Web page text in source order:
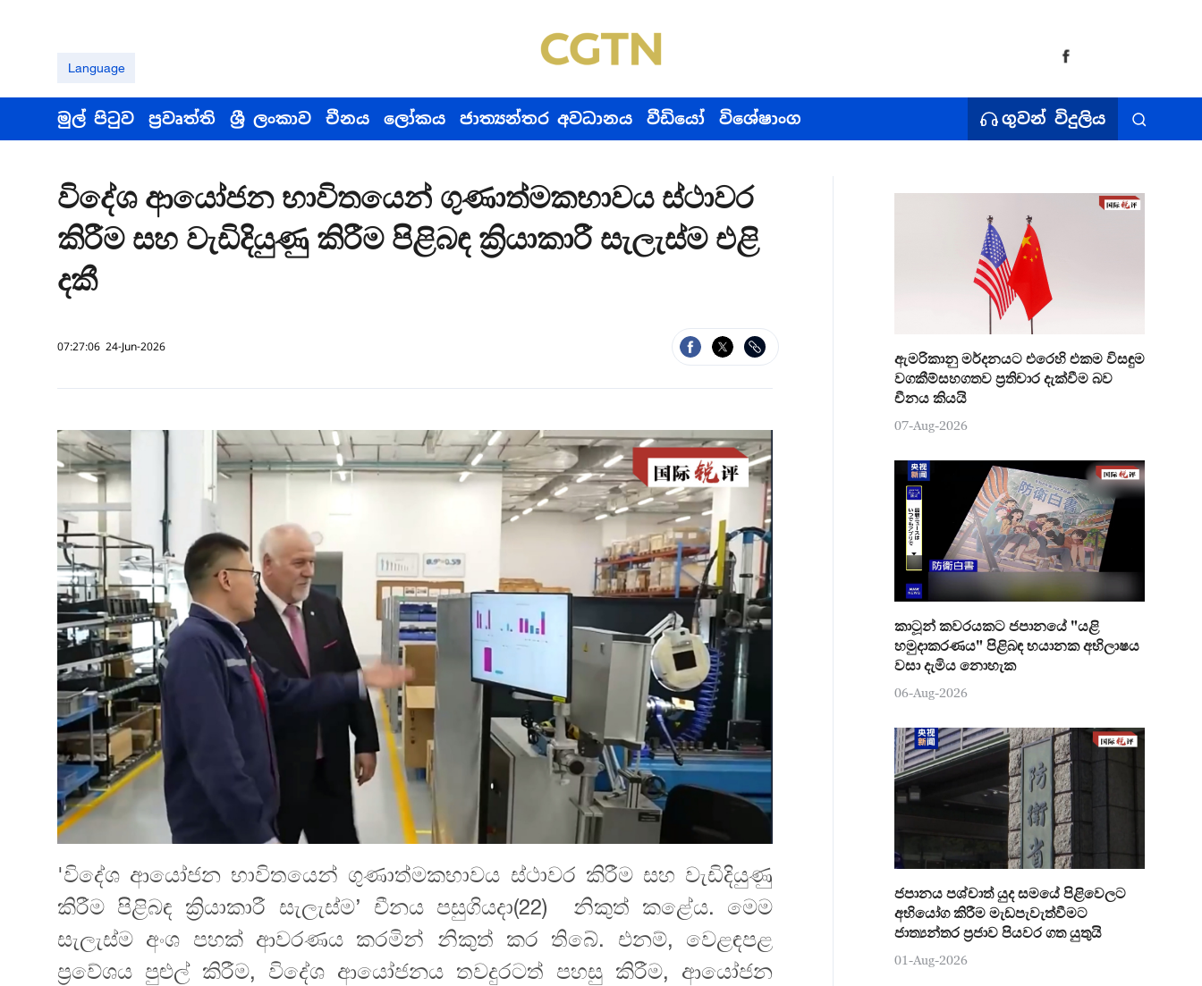
Language
මුල් පිටුව ප්‍රවෘත්ති ශ්‍රී ලංකාව චීනය ලෝකය ජාත්‍යන්තර අවධානය වීඩියෝ විශේෂාංග ගුවන් විදුලිය
විදේශ ආයෝජන භාවිතයෙන් ගුණාත්මකභාවය ස්ථාවර
කිරීම සහ වැඩිදියුණු කිරීම පිළිබඳ ක්‍රියාකාරී සැලැස්ම එළි
දකී
07:27:06 24-Jun-2026
'විදේශ ආයෝජන භාවිතයෙන් ගුණාත්මකභාවය ස්ථාවර කිරීම සහ වැඩිදියුණු
කිරීම පිළිබඳ ක්‍රියාකාරී සැලැස්ම’ චීනය පසුගියදා(22) නිකුත් කළේය. මෙම
සැලැස්ම අංශ පහක් ආවරණය කරමින් නිකුත් කර තිබේ. එනම්, වෙළඳපළ
ප්‍රවේශය පුළුල් කිරීම, විදේශ ආයෝජනය තවදුරටත් පහසු කිරීම, ආයෝජන
ඇමරිකානු මර්දනයට එරෙහි එකම විසඳුම
වගකීම්සහගතව ප්‍රතිචාර දැක්වීම බව
චීනය කියයි
07-Aug-2026
කාටූන් කවරයකට ජපානයේ "යළි
හමුදාකරණය" පිළිබඳ භයානක අභිලාෂය
වසා දැමිය නොහැක
06-Aug-2026
ජපානය පශ්චාත් යුද සමයේ පිළිවෙලට
අභියෝග කිරීම මැඩපැවැත්වීමට
ජාත්‍යන්තර ප්‍රජාව පියවර ගත යුතුයි
01-Aug-2026